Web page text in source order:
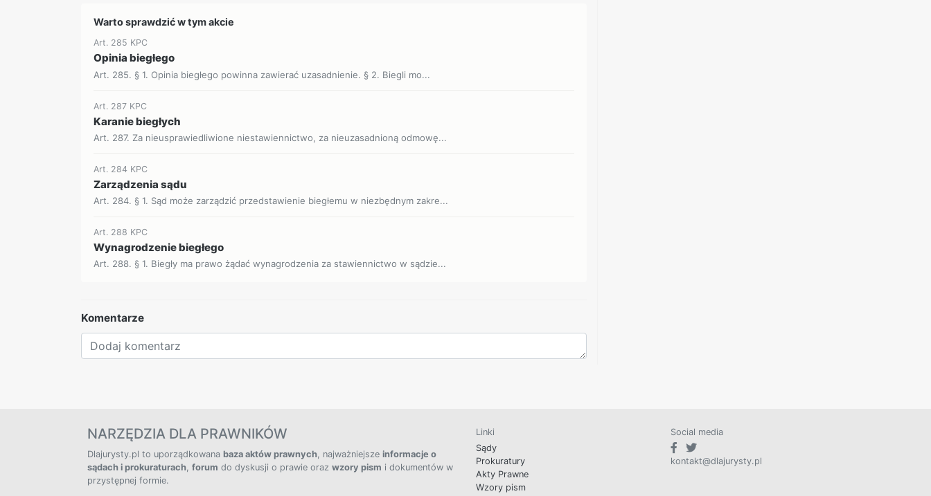
Warto sprawdzić w tym akcie
Art. 285 KPC
Opinia biegłego
Art. 285. § 1. Opinia biegłego powinna zawierać uzasadnienie. § 2. Biegli mo...
Art. 287 KPC
Karanie biegłych
Art. 287. Za nieusprawiedliwione niestawiennictwo, za nieuzasadnioną odmowę...
Art. 284 KPC
Zarządzenia sądu
Art. 284. § 1. Sąd może zarządzić przedstawienie biegłemu w niezbędnym zakre...
Art. 288 KPC
Wynagrodzenie biegłego
Art. 288. § 1. Biegły ma prawo żądać wynagrodzenia za stawiennictwo w sądzie...
Komentarze
NARZĘDZIA DLA PRAWNIKÓW
Dlajurysty.pl to uporządkowana baza aktów prawnych, najważniejsze informacje o
sądach i prokuraturach, forum do dyskusji o prawie oraz wzory pism i dokumentów w
przystępnej formie.
Linki
Sądy
Prokuratury
Akty Prawne
Wzory pism
Social media
kontakt@dlajurysty.pl